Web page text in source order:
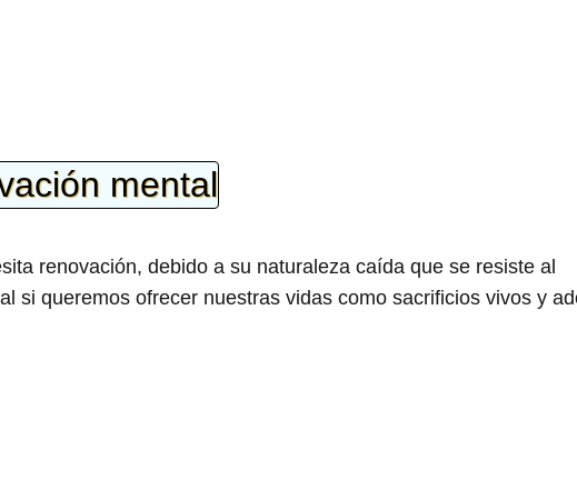
mental
renovación, debido a su naturaleza caída que se resiste al
si queremos ofrecer nuestras vidas como sacrificios vivos y